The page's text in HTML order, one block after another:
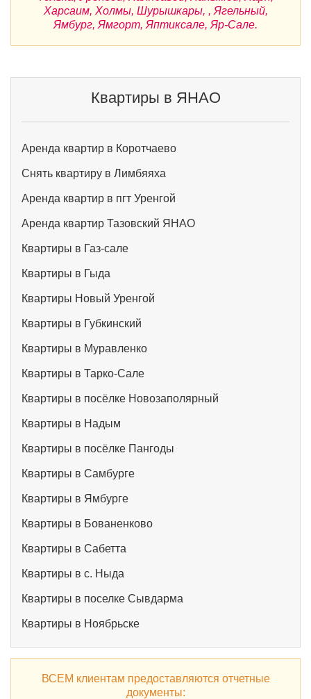
Харсаим, Холмы, Шурышкары, , Ягельный,
Ямбург, Ямгорт, Яптиксале, Яр-Сале.
Квартиры в ЯНАО
Аренда квартир в Коротчаево
Снять квартиру в Лимбяяха
Аренда квартир в пгт Уренгой
Аренда квартир Тазовский ЯНАО
Квартиры в Газ-сале
Квартиры в Гыда
Квартиры Новый Уренгой
Квартиры в Губкинский
Квартиры в Муравленко
Квартиры в Тарко-Сале
Квартиры в посёлке Новозаполярный
Квартиры в Надым
Квартиры в посёлке Пангоды
Квартиры в Самбурге
Квартиры в Ямбурге
Квартиры в Бованенково
Квартиры в Сабетта
Квартиры в с. Ныда
Квартиры в поселке Сывдарма
Квартиры в Ноябрьске
ВСЕМ клиентам предоставляются отчетные
документы: